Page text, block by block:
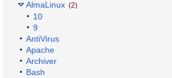
AlmaLinux (2)
10
9
AntiVirus
Apache
Archiver
Bash